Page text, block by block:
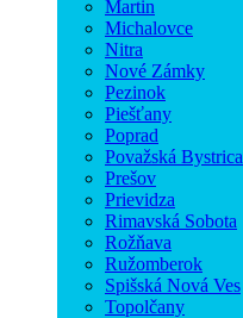
Martin
Michalovce
Nitra
Nové Zámky
Pezinok
Piešťany
Poprad
Považská Bystrica
Prešov
Prievidza
Rimavská Sobota
Rožňava
Ružomberok
Spišská Nová Ves
Topolčany